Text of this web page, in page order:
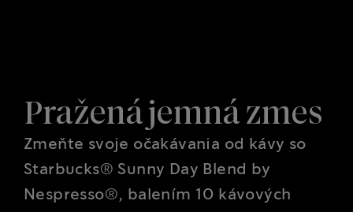
Pražená jemná zmes
Zmeňte svoje očakávania od kávy so
Starbucks® Sunny Day Blend by
Nespresso®, balením 10 kávových